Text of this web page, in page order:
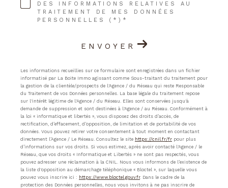
DES INFORMATIONS RELATIVES AU
TRAITEMENT DE MES DONNÉES
PERSONNELLES (*)*
ENVOYER
Les informations recueillies sur ce formulaire sont enregistrées dans un fichier
informatisé par La Boite Immo agissant comme Sous-traitant du traitement pour
la gestion de la clientèle/prospects de l'Agence / du Réseau qui reste Responsable
du Traitement de vos Données personnelles. La base légale du traitement repose
sur l'intérêt légitime de l'Agence / du Réseau. Elles sont conservées jusqu'à
demande de suppression et sont destinées à l'Agence / au Réseau. Conformément à
la loi « informatique et libertés », vous disposez des droits d’accès, de
rectification, d’effacement, d’opposition, de limitation et de portabilité de vos
données. Vous pouvez retirer votre consentement à tout moment en contactant
directement l’Agence / Le Réseau. Consultez le site https://cnil.fr/fr pour plus
d’informations sur vos droits. Si vous estimez, après avoir contacté l'Agence / le
Réseau, que vos droits « Informatique et Libertés » ne sont pas respectés, vous
pouvez adresser une réclamation à la CNIL. Nous vous informons de l’existence de
la liste d'opposition au démarchage téléphonique « Bloctel », sur laquelle vous
pouvez vous inscrire ici : https://www.bloctel.gouv.fr. Dans le cadre de la
protection des Données personnelles, nous vous invitons à ne pas inscrire de